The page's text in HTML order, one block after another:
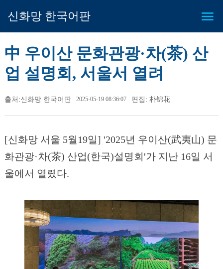
신화망 한국어판
中 우이산 문화관광·차(茶) 산
업 설명회, 서울서 열려
출처:신화망 한국어판 2025-05-19 08:36:07 편집: 朴锦花
[신화망 서울 5월19일] '2025년 우이산(武夷山) 문
화관광·차(茶) 산업(한국)설명회'가 지난 16일 서
울에서 열렸다.